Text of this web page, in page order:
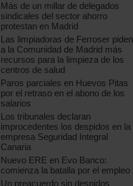
Más de un millar de delegados
sindicales del sector ahorro
protestan en Madrid
Las limpiadoras de Ferroser piden
a la Comunidad de Madrid más
recursos para la limpieza de los
centros de salud
Paros parciales en Huevos Pitas
por el retraso en el abono de los
salarios
Los tribunales declaran
improcedentes los despidos en la
empresa Seguridad Integral
Canaria
Nuevo ERE en Evo Banco:
comienza la batalla por el empleo
Un preacuerdo sin despidos